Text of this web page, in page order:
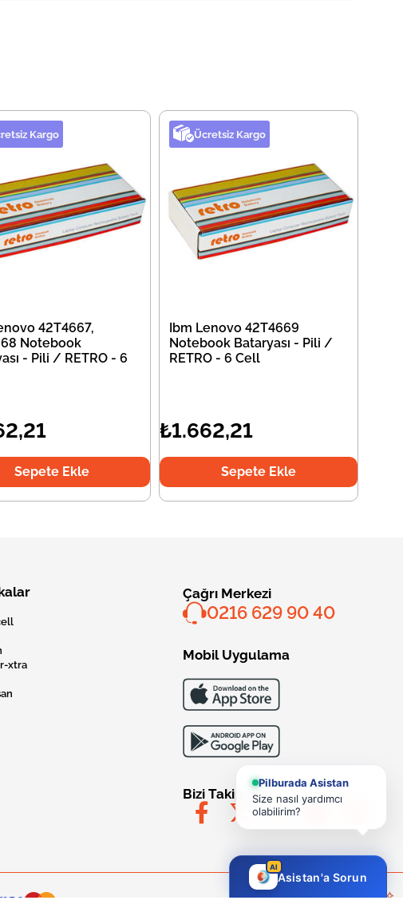
Kargo
42T4667,
Notebook
- Pili / RETRO - 6
Sepete Ekle
Ücretsiz Kargo
Ibm Lenovo 42T4669
Notebook Bataryası - Pili /
RETRO - 6 Cell
₺1.662,21
Sepete Ekle
xtra
Çağrı Merkezi
0216 629 90 40
Mobil Uygulama
Bizi Takip Edin
Pilburada Asistan
Size nasıl yardımcı
olabilirim?
AI
Asistan'a Sorun